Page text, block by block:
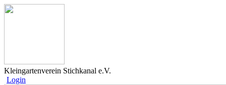
Kleingartenverein Stichkanal e.V.
Login